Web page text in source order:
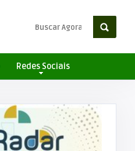
Redes Sociais